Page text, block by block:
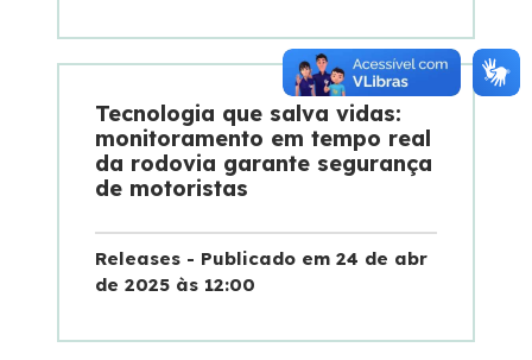
Tecnologia que salva vidas:
monitoramento em tempo real
da rodovia garante segurança
de motoristas
Releases - Publicado em 24 de abr
de 2025 às 12:00